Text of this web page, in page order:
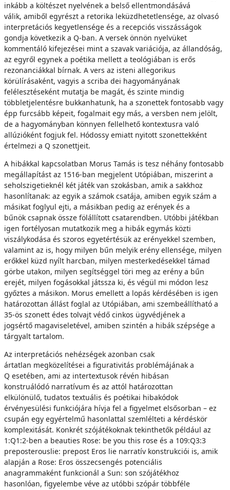
inkább a költészet nyelvének a belső ellentmondásává
válik, amiből egyrészt a retorika leküzdhetetlensége, az olvasó
interpretációs kegyetlensége és a recepciós visszásságok
gondja következik a Q-ban. A versek önnön nyelvüket
kommentáló kifejezései mint a szavak variációja, az állandóság,
az egyről egynek a poétika mellett a teológiában is erős
rezonanciákkal bírnak. A vers az isteni allegorikus
körülírásaként, vagyis a scriba dei hagyományának
felélesztéseként mutatja be magát, és szinte mindig
többletjelentésre bukkanhatunk, ha a szonettek fontosabb vagy
épp furcsább képeit, fogalmait egy más, a versben nem jelölt,
de a hagyományban könnyen fellelhető kontextusra való
allúzióként fogjuk fel. Hódossy emiatt nyitott szonettekként
értelmezi a Q szonettjeit.
A hibákkal kapcsolatban Morus Tamás is tesz néhány fontosabb
megállapítást az 1516-ban megjelent Utópiában, miszerint a
seholszigetieknél két játék van szokásban, amik a sakkhoz
hasonlítanak: az egyik a számok csatája, amiben egyik szám a
másikat foglyul ejti, a másikban pedig az erények és a
bűnök csapnak össze fölállított csatarendben. Utóbbi játékban
igen fortélyosan mutatkozik meg a hibák egymás közti
viszálykodása és szoros egyetértésük az erényekkel szemben,
valamint az is, hogy milyen bűn melyik erény ellensége, milyen
erőkkel küzd nyílt harcban, milyen mesterkedésekkel támad
görbe utakon, milyen segítséggel töri meg az erény a bűn
erejét, milyen fogásokkal játssza ki, és végül mi módon lesz
győztes a másikon. Morus emellett a lopás kérdésében is igen
határozottan állást foglal az Utópiában, ami szembeállítható a
35-ös szonett édes tolvajt védő cinkos ügyvédjének a
jogsértő magaviseletével, amiben szintén a hibák szépsége a
tárgyalt tartalom.
Az interpretációs nehézségek azonban csak
ártatlan megközelítései a figurativitás problémájának a
Q esetében, ami az intertextusok révén hibásan
konstruálódó narratívum és az attól határozottan
elkülönülő, tudatos textuális és poétikai hibakódok
érvényesülési funkciójára hívja fel a figyelmet elsősorban – ez
csupán egy egyértelmű hasonlattal szemlélteti a kérdéskör
komplexitását. Konkrét szójátékoknak tekinthetők például az
1:Q1:2-ben a beauties Rose: be you this rose és a 109:Q3:3
preposterouslie: prepost Eros lie narratív konstrukciói is, amik
alapján a Rose: Eros összecsengés potenciális
anagrammaként funkcionál a Sun: son szójátékhoz
hasonlóan, figyelembe véve az utóbbi szópár többféle